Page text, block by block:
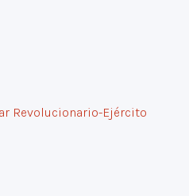
Revolucionario-Ejército